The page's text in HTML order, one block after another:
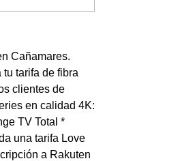
Cañamares.
tarifa de fibra
clientes de
en calidad 4K:
TV Total *
una tarifa Love
a Rakuten